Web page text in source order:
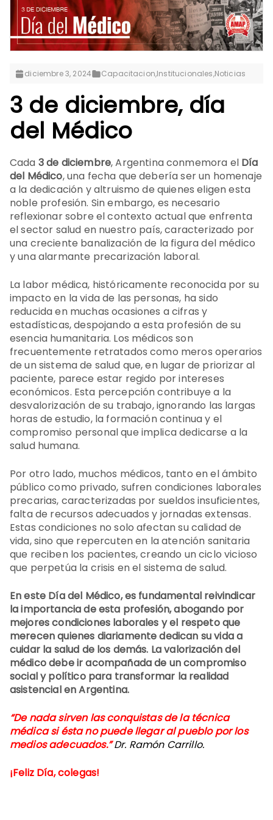
diciembre 3, 2024 Capacitacion,Institucionales,Noticias
3 de diciembre, día
del Médico
Cada 3 de diciembre, Argentina conmemora el Día
del Médico, una fecha que debería ser un homenaje
a la dedicación y altruismo de quienes eligen esta
noble profesión. Sin embargo, es necesario
reflexionar sobre el contexto actual que enfrenta
el sector salud en nuestro país, caracterizado por
una creciente banalización de la figura del médico
y una alarmante precarización laboral.
La labor médica, históricamente reconocida por su
impacto en la vida de las personas, ha sido
reducida en muchas ocasiones a cifras y
estadísticas, despojando a esta profesión de su
esencia humanitaria. Los médicos son
frecuentemente retratados como meros operarios
de un sistema de salud que, en lugar de priorizar al
paciente, parece estar regido por intereses
económicos. Esta percepción contribuye a la
desvalorización de su trabajo, ignorando las largas
horas de estudio, la formación continua y el
compromiso personal que implica dedicarse a la
salud humana.
Por otro lado, muchos médicos, tanto en el ámbito
público como privado, sufren condiciones laborales
precarias, caracterizadas por sueldos insuficientes,
falta de recursos adecuados y jornadas extensas.
Estas condiciones no solo afectan su calidad de
vida, sino que repercuten en la atención sanitaria
que reciben los pacientes, creando un ciclo vicioso
que perpetúa la crisis en el sistema de salud.
En este Día del Médico, es fundamental reivindicar
la importancia de esta profesión, abogando por
mejores condiciones laborales y el respeto que
merecen quienes diariamente dedican su vida a
cuidar la salud de los demás. La valorización del
médico debe ir acompañada de un compromiso
social y político para transformar la realidad
asistencial en Argentina.
“De nada sirven las conquistas de la técnica
médica si ésta no puede llegar al pueblo por los
medios adecuados.”Dr. Ramón Carrillo.
¡Feliz Día, colegas!